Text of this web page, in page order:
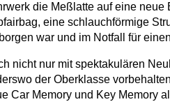
die Meßlatte auf eine
eine schlauchförmige
war und im Notfall für
nicht nur mit spektakulären
der Oberklasse
Car Memory und Key Memory